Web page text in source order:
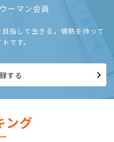
ーマン会員
指して生きる。情熱を持って
です。
する
ング